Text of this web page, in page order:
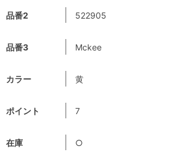
品番2 522905
品番3 Mckee
カラー 黄
ポイント 7
在庫 ○